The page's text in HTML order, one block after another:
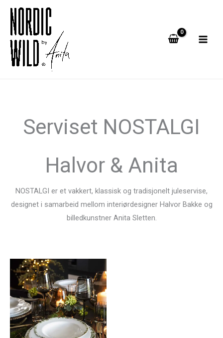
Hopp
innholdet
Serviset NOSTALGI
Halvor & Anita
NOSTALGI er et vakkert, klassisk og tradisjonelt juleservise,
designet i samarbeid mellom interiørdesigner Halvor Bakke og
billedkunstner Anita Sletten.